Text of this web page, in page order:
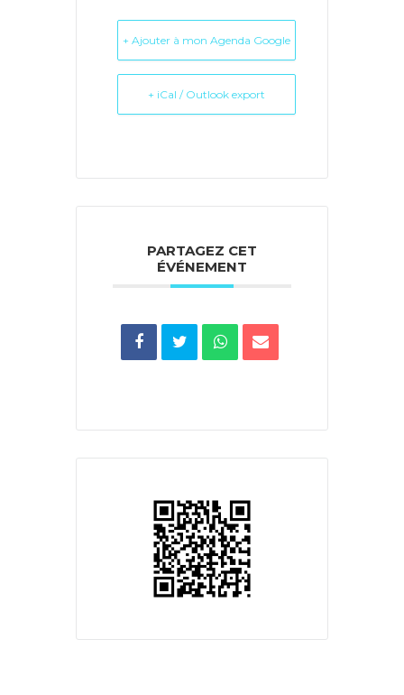
+ Ajouter à mon Agenda Google
+ iCal / Outlook export
PARTAGEZ CET
ÉVÉNEMENT